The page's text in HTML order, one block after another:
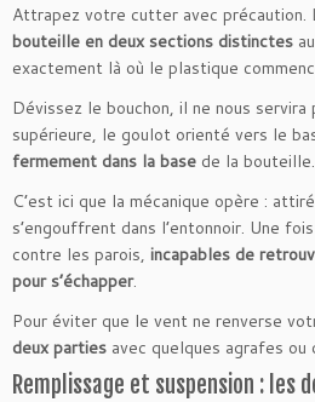
Attrapez votre cutter avec précaution.
bouteille en deux sections distinctes
exactement là où le plastique
Dévissez le bouchon, il ne nous
supérieure, le goulot orienté vers le
fermement dans la base de la bouteille.
C’est ici que la mécanique opère :
s’engouffrent dans l’entonnoir. Une
contre les parois, incapables de
pour s’échapper.
Pour éviter que le vent ne renverse
deux parties avec quelques agrafes ou
Remplissage et suspension : les